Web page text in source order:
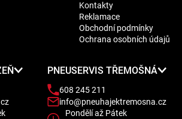
Kontakty
Reklamace
Obchodní podmínky
Ochrana osobních údajů
PNEUSERVIS TŘEMOŠNÁ
608 245 211
info@pneuhajektremosna.cz
Pondělí až Pátek